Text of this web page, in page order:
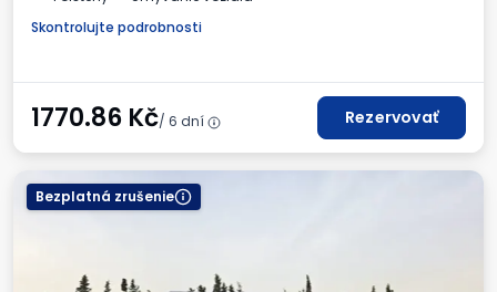
Skontrolujte podrobnosti
1770.86 Kč/ 6 dní Rezervovať
Bezplatná zrušenie